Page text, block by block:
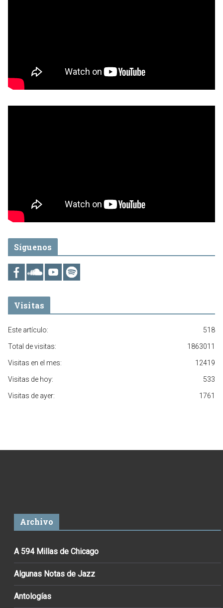
Síguenos
Visitas
518
Este artículo:
1863011
Total de visitas:
12419
Visitas en el mes:
533
Visitas de hoy:
1761
Visitas de ayer:
Archivo
A 594 Millas de Chicago
Algunas Notas de Jazz
Antologías